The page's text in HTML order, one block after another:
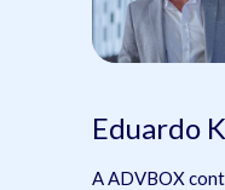
Eduardo
A ADVBOX